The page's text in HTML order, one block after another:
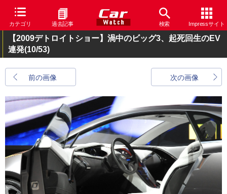
カテゴリ 過去記事 検索 Impressサイト
【2009デトロイトショー】渦中のビッグ3、起死回生のEV
連発(10/53)
前の画像 次の画像